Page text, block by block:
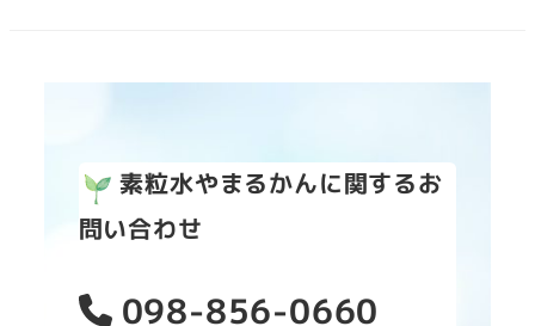
素粒水やまるかんに関するお
問い合わせ
098-856-0660